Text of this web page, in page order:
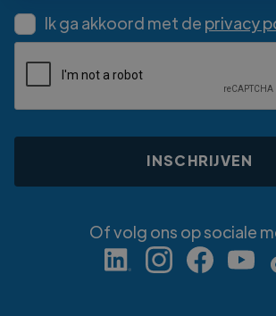
Ik ga akkoord met de privacy
Of volg ons op sociale